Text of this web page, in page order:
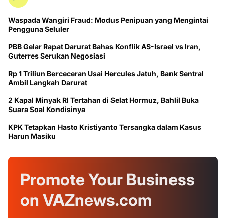
Waspada Wangiri Fraud: Modus Penipuan yang Mengintai
Pengguna Seluler
PBB Gelar Rapat Darurat Bahas Konflik AS-Israel vs Iran,
Guterres Serukan Negosiasi
Rp 1 Triliun Berceceran Usai Hercules Jatuh, Bank Sentral
Ambil Langkah Darurat
2 Kapal Minyak RI Tertahan di Selat Hormuz, Bahlil Buka
Suara Soal Kondisinya
KPK Tetapkan Hasto Kristiyanto Tersangka dalam Kasus
Harun Masiku
Promote Your Business
on VAZnews.com